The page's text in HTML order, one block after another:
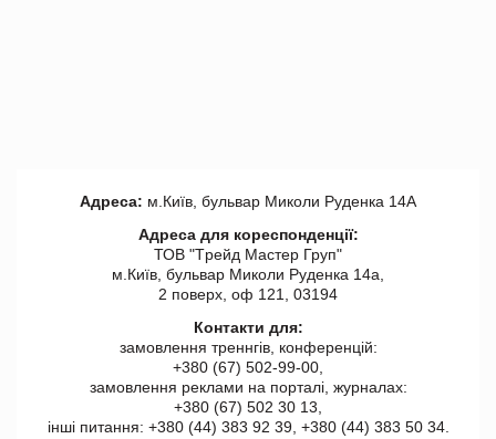
Адреса: м.Київ, бульвар Миколи Руденка 14А
Адреса для кореспонденції:
ТОВ "Tрейд Мастер Груп"
м.Київ, бульвар Миколи Руденка 14а,
2 поверх, оф 121, 03194
Контакти для:
замовлення треннгів, конференцій:
+380 (67) 502-99-00,
замовлення реклами на порталі, журналах:
+380 (67) 502 30 13,
інші питання: +380 (44) 383 92 39, +380 (44) 383 50 34.